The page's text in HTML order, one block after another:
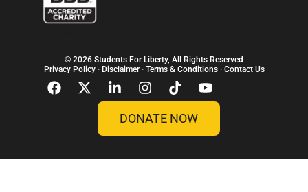
© 2026 Students For Liberty, All Rights Reserved
Privacy Policy· Disclaimer· Terms & Conditions· Contact Us
DONATE NOW